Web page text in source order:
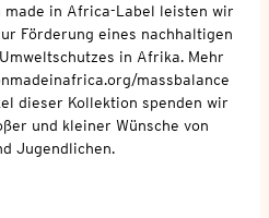
made in Africa-Label leisten wir
Förderung eines nachhaltigen
in Afrika. Mehr
massbalance
dieser Kollektion spenden wir
und kleiner Wünsche von
Jugendlichen.